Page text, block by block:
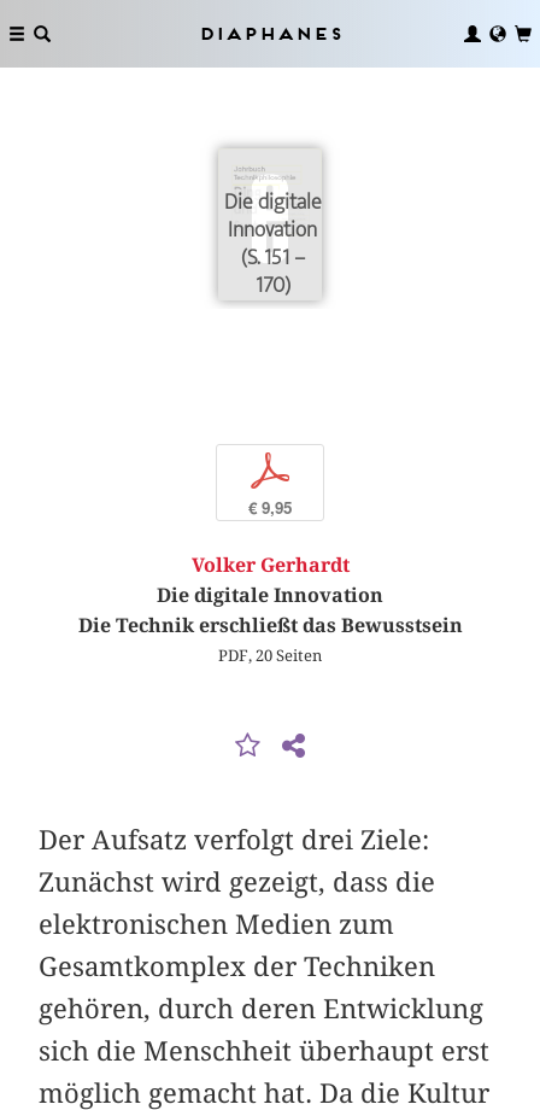
Diaphanes
Die digitale
Innovation
(S. 151 –
170)
p
€ 9,95
Volker Gerhardt
Die digitale Innovation
Die Technik erschließt das Bewusstsein
PDF, 20 Seiten
Der Aufsatz verfolgt drei Ziele:
Zunächst wird gezeigt, dass die
elektronischen Medien zum
Gesamtkomplex der Techniken
gehören, durch deren Entwicklung
sich die Menschheit überhaupt erst
möglich gemacht hat. Da die Kultur